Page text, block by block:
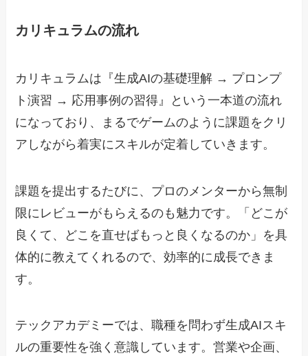
カリキュラムの流れ
カリキュラムは『生成AIの基礎理解 → プロンプ
ト演習 → 応用事例の習得』という一本道の流れ
になっており、まるでゲームのように課題をクリ
アしながら着実にスキルが定着していきます。
課題を提出するたびに、プロのメンターから無制
限にレビューがもらえるのも魅力です。「どこが
良くて、どこを直せばもっと良くなるのか」を具
体的に教えてくれるので、効率的に成長できま
す。
テックアカデミーでは、職種を問わず生成AIスキ
ルの重要性を強く意識しています。営業や企画、